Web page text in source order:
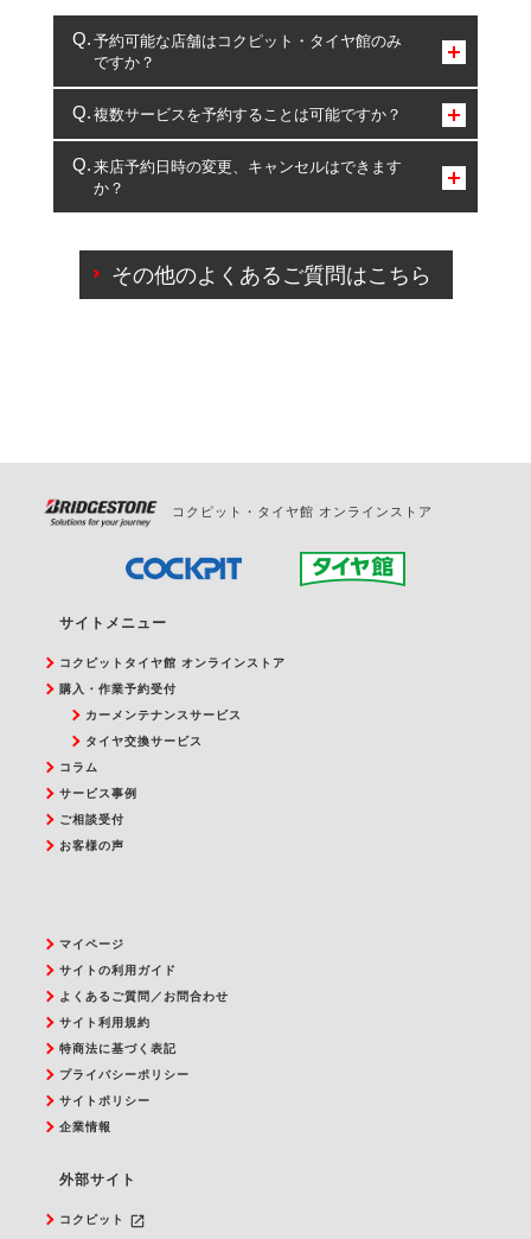
予約可能な店舗はコクピット・タイヤ館のみ
ですか？
コクピット・タイヤ館のみとなります。
複数サービスを予約することは可能ですか？
複数サービスのご予約は可能です。
一部の商品・サービスの組み合わせに限り、同時にご予約が
出来ないものもございます。
来店予約日時の変更、キャンセルはできます
か？
ご来店予約日の3営業日前を過ぎている場合のご予約
の日時変更につきましては、直接ご予約の店舗まで
その他のよくあるご質問はこちら
コクピット・タイヤ館 オンラインストア
サイトメニュー
コクピットタイヤ館 オンラインストア
購入・作業予約受付
カーメンテナンスサービス
タイヤ交換サービス
コラム
サービス事例
ご相談受付
お客様の声
マイページ
サイトの利用ガイド
よくあるご質問／お問合わせ
サイト利用規約
特商法に基づく表記
プライバシーポリシー
サイトポリシー
企業情報
外部サイト
コクピット
launch